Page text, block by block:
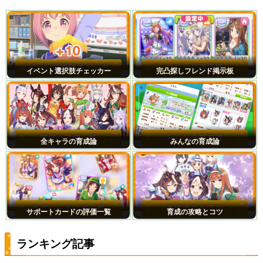
イベント選択肢チェッカー 完凸探しフレンド掲示板
全キャラの育成論 みんなの育成論
サポートカードの評価一覧 育成の攻略とコツ
ランキング記事